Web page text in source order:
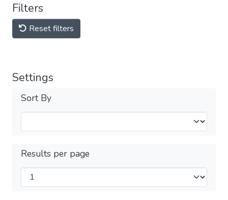
Filters
Reset filters
Settings
Sort By
Results per page